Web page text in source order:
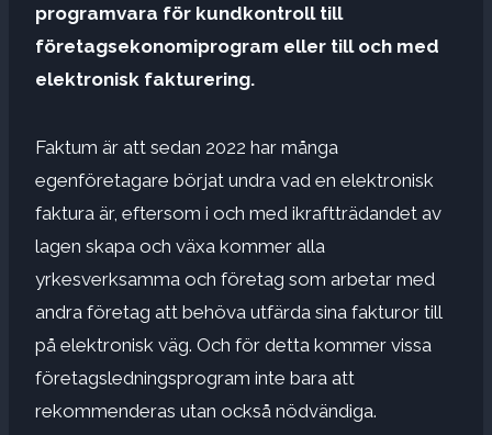
programvara för kundkontroll till
företagsekonomiprogram eller till och med
elektronisk fakturering.
Faktum är att sedan 2022 har många
egenföretagare börjat undra vad en elektronisk
faktura är, eftersom i och med ikraftträdandet av
lagen skapa och växa kommer alla
yrkesverksamma och företag som arbetar med
andra företag att behöva utfärda sina fakturor till
på elektronisk väg. Och för detta kommer vissa
företagsledningsprogram inte bara att
rekommenderas utan också nödvändiga.